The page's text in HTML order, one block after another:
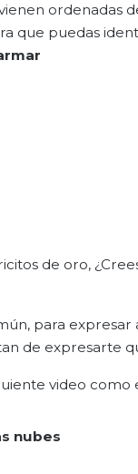
ordenadas
que puedas
de oro,
para
de expresarte
video como
nubes